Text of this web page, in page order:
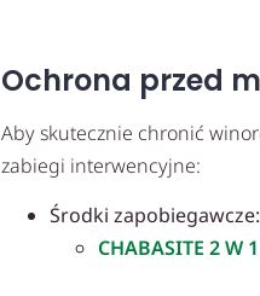
Ochrona przed
Aby skutecznie chronić
zabiegi interwencyjne:
Środki zapobiegawcze:
CHABASITE 2 W 1